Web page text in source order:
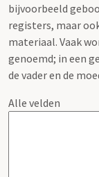
bijvoorbeeld
registers, maar
materiaal. Vaak
genoemd; in een
de vader en de
Alle velden